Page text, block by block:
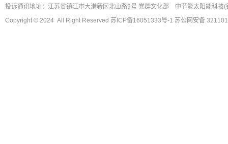
投诉通讯地址：江苏省镇江市大港新区北山路9号 党群文化部
中节能太阳能科技
Copyright © 2024 All Right Reserved 苏ICP备16051333号-1 苏公网安备